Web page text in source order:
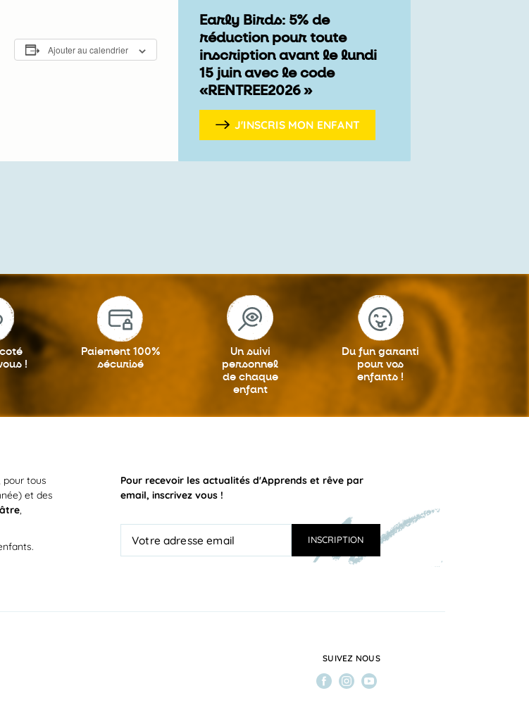
Ajouter au calendrier
Early Birds: 5% de
réduction pour toute
inscription avant le lundi
15 juin avec le code
«RENTREE2026 »
J'INSCRIS MON ENFANT
!
Paiement 100%
sécurisé
Un suivi
personnel
de chaque
enfant
Du fun garanti
pour vos
enfants !
, pour tous
et des
Pour recevoir les actualités d'Apprends et rêve par
email, inscrivez vous !
SUIVEZ NOUS